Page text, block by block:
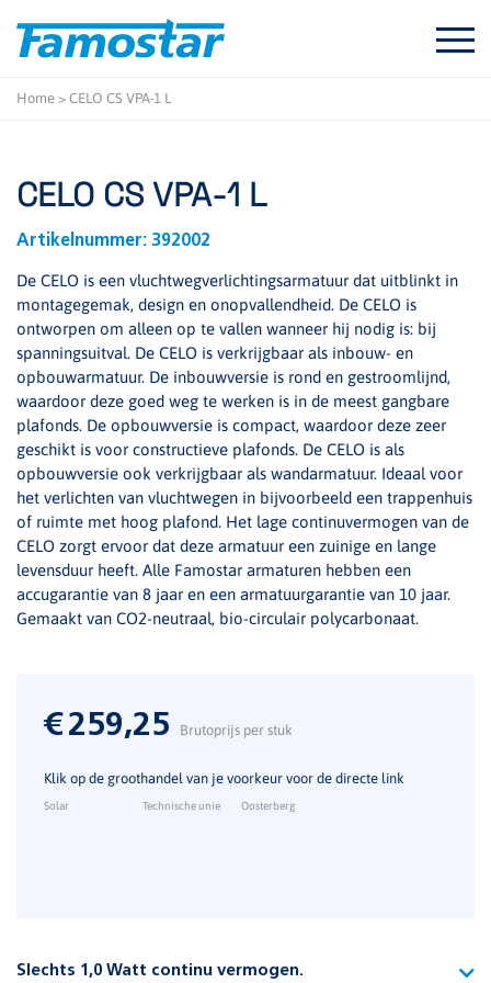
content
Home > CELO CS VPA-1 L
CELO CS VPA-1 L
Artikelnummer: 392002
De CELO is een vluchtwegverlichtingsarmatuur dat uitblinkt in
montagegemak, design en onopvallendheid. De CELO is
ontworpen om alleen op te vallen wanneer hij nodig is: bij
spanningsuitval. De CELO is verkrijgbaar als inbouw- en
opbouwarmatuur. De inbouwversie is rond en gestroomlijnd,
waardoor deze goed weg te werken is in de meest gangbare
plafonds. De opbouwversie is compact, waardoor deze zeer
geschikt is voor constructieve plafonds. De CELO is als
opbouwversie ook verkrijgbaar als wandarmatuur. Ideaal voor
het verlichten van vluchtwegen in bijvoorbeeld een trappenhuis
of ruimte met hoog plafond. Het lage continuvermogen van de
CELO zorgt ervoor dat deze armatuur een zuinige en lange
levensduur heeft. Alle Famostar armaturen hebben een
accugarantie van 8 jaar en een armatuurgarantie van 10 jaar.
Gemaakt van CO2-neutraal, bio-circulair polycarbonaat.
€259,25 Brutoprijs per stuk
Klik op de groothandel van je voorkeur voor de directe link
Solar Technische unie Oosterberg
Slechts 1,0 Watt continu vermogen.